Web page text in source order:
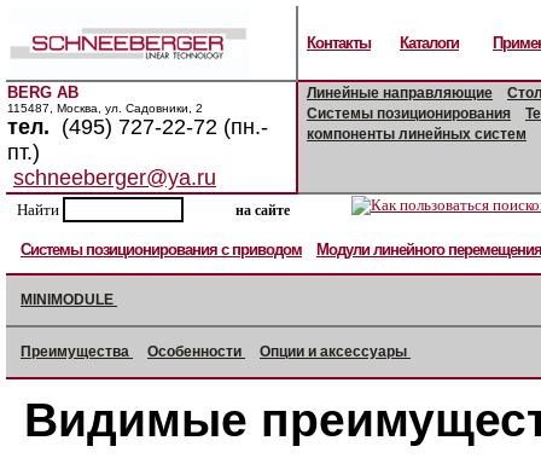
Контакты Каталоги
BERG AB
115487, Москва, ул. Садовники, 2
тел. (495) 727-22-72 (пн.-
пт.)
schneeberger@ya.ru
Линейные направляющие
Системы позиционирования
компоненты линейных систем
Найти
Системы позиционирования с приводом Модули линейного перемещения
MINIMODULE
Преимущества Особенности Опции и аксессуары
Видимые